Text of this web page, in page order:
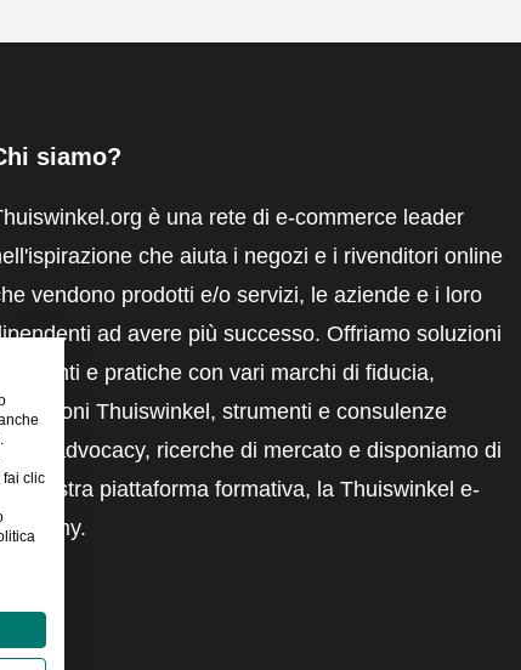
siamo?
è una rete di e-commerce leader
che aiuta i negozi e i rivenditori online
vendono prodotti e/o servizi, le aziende e i loro
ad avere più successo. Offriamo soluzioni
pertinenti e pratiche con vari marchi di fiducia,
Thuiswinkel, strumenti e consulenze
advocacy, ricerche di mercato e disponiamo di
nostra piattaforma formativa, la Thuiswinkel e-
fai clic